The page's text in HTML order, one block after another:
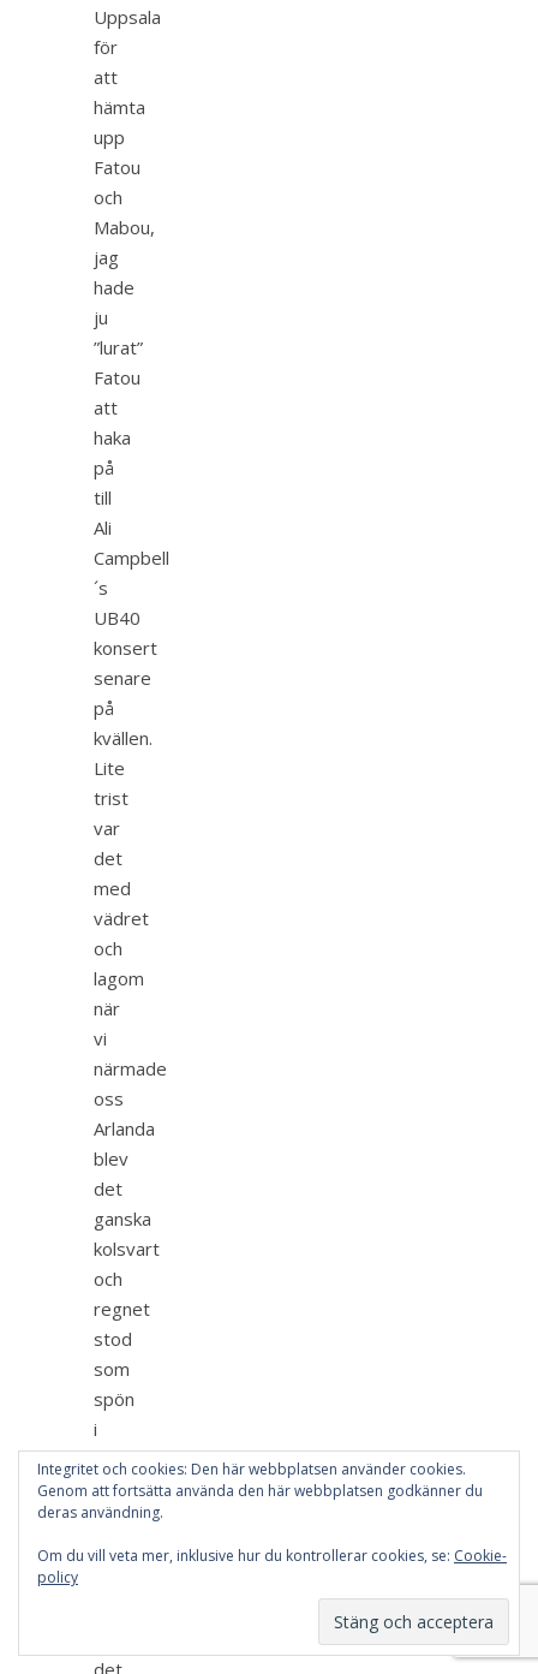
Uppsala
för
att
hämta
upp
Fatou
och
Mabou,
jag
hade
ju
”lurat”
Fatou
att
haka
på
till
Ali
Campbell
´s
UB40
konsert
senare
på
kvällen.
Lite
trist
var
det
med
vädret
och
lagom
när
vi
närmade
oss
Arlanda
blev
det
ganska
kolsvart
och
regnet
stod
som
spön
i
backen
och
jag
tänkte
det
Integritet och cookies: Den här webbplatsen använder cookies.
Genom att fortsätta använda den här webbplatsen godkänner du
deras användning.
Om du vill veta mer, inklusive hur du kontrollerar cookies, se: Cookie-
policy